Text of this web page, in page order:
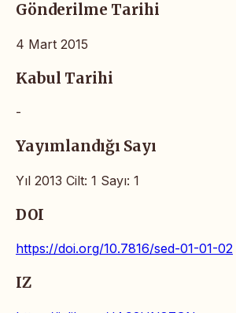
Gönderilme Tarihi
4 Mart 2015
Kabul Tarihi
-
Yayımlandığı Sayı
Yıl 2013 Cilt: 1 Sayı: 1
DOI
https://doi.org/10.7816/sed-01-01-02
IZ